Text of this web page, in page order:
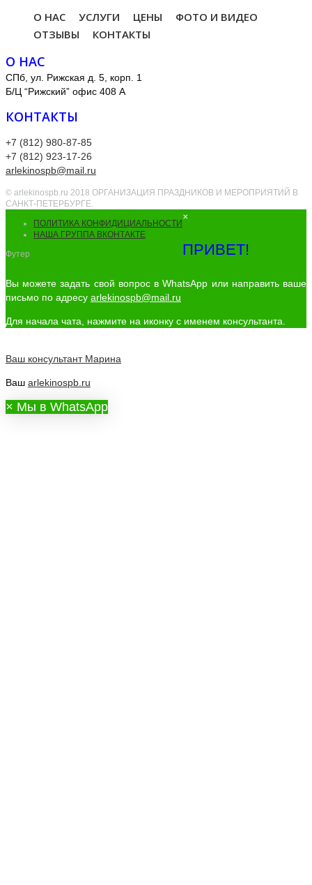
О НАС УСЛУГИ ЦЕНЫ
ФОТО И ВИДЕО
ОТЗЫВЫ
КОНТАКТЫ
О НАС
СПб, ул. Рижская д. 5, корп. 1
Б/Ц “Рижский” офис 408 А
КОНТАКТЫ
+7 (812) 980-87-85
+7 (812) 923-17-26
arlekinospb@mail.ru
© arlekinospb.ru 2018 ОРГАНИЗАЦИЯ ПРАЗДНИКОВ И МЕРОПРИЯТИЙ В
САНКТ-ПЕТЕРБУРГЕ.
ПОЛИТИКА КОНФИДИЦИАЛЬНОСТИ
НАША ГРУППА ВКОНТАКТЕ
Футер
×
ПРИВЕТ!
Вы можете задать свой вопрос в WhatsApp или направить ваше
письмо по адресу arlekinospb@mail.ru
Для начала чата, нажмите на иконку с именем консультанта.
Ваш консультант Марина
Ваш arlekinospb.ru
× Мы в WhatsApp